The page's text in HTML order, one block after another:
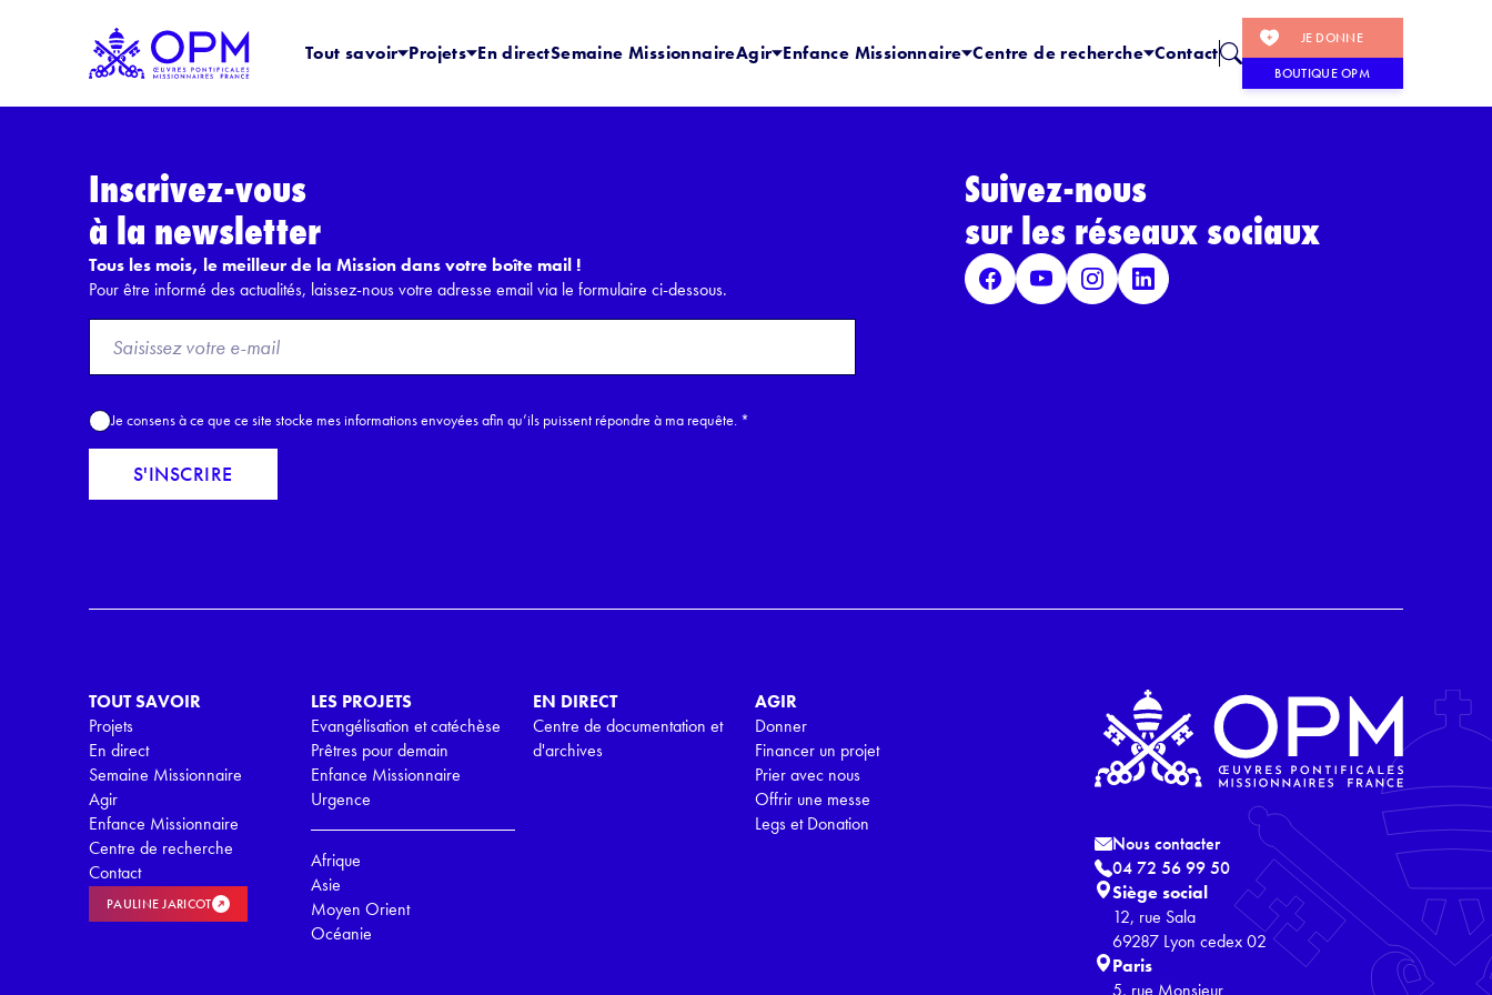
Tout savoir Projets En directSemaine MissionnaireAgir Enfance Missionnaire Centre de recherche Contact
JE DONNE
BOUTIQUE OPM
Inscrivez-vous
à la newsletter
Tous les mois, le meilleur de la Mission dans votre boîte mail !
Pour être informé des actualités, laissez-nous votre adresse email via le formulaire ci-dessous.
o
E
m
i
A
c
P
Je consens à ce que ce site stocke mes informations envoyées afin qu’ils puissent répondre à ma requête. *
S'INSCRIRE
Suivez-nous
sur les réseaux sociaux
TOUT SAVOIR
Projets
En direct
Semaine Missionnaire
Agir
Enfance Missionnaire
Centre de recherche
Contact
PAULINE JARICOT
LES PROJETS
Evangélisation et catéchèse
Prêtres pour demain
Enfance Missionnaire
Urgence
Afrique
Asie
Moyen Orient
Océanie
EN DIRECT
Centre de documentation et
d'archives
AGIR
Donner
Financer un projet
Prier avec nous
Offrir une messe
Legs et Donation
Nous contacter
04 72 56 99 50
Siège social
12, rue Sala
69287 Lyon cedex 02
Paris
5, rue Monsieur